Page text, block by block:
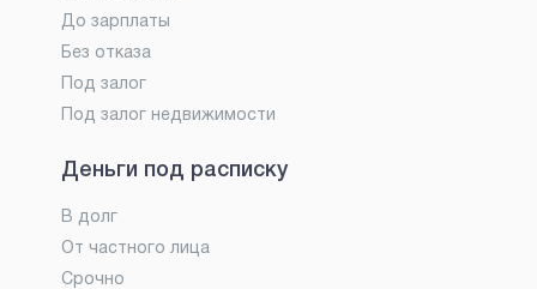
До зарплаты
Без отказа
Под залог
Под залог недвижимости
Деньги под расписку
В долг
От частного лица
Срочно